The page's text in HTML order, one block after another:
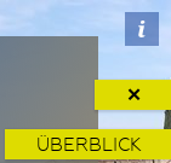
✕
ÜBERBLICK